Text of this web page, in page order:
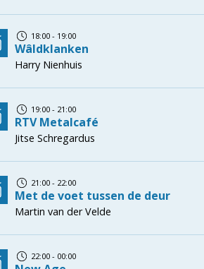
18:00 - 19:00
Wâldklanken
Harry Nienhuis
19:00 - 21:00
RTV Metalcafé
Jitse Schregardus
21:00 - 22:00
Met de voet tussen de deur
Martin van der Velde
22:00 - 00:00